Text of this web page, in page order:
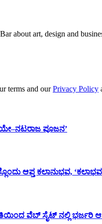
about art, design and
terms and ourPrivacy Policy
ಪೂಜನ’
ಆಪ್ತ ಕಲಾನುಭವ,
ವೆಬ್ ಸೈಟ್ ನಲ್ಲಿ ಭರ್ಜರಿ